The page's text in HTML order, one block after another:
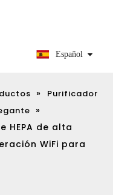
Español
»
Purificador
»
HEPA de alta
WiFi para